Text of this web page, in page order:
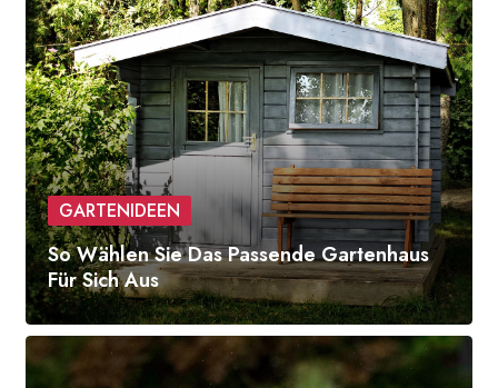
GARTENIDEEN
So Wählen Sie Das Passende Gartenhaus
Für Sich Aus